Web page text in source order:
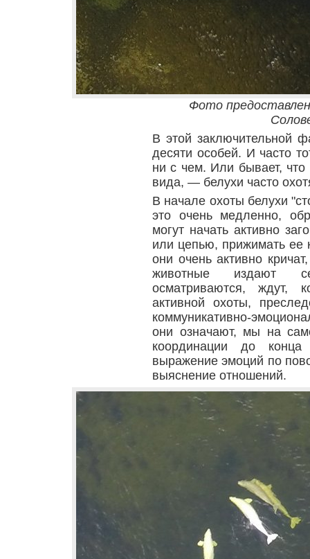
Фото
В этой заключительной
десяти особей. И часто
ни с чем. Или бывает, что
вида, — белухи часто
В начале охоты белухи
это очень медленно,
могут начать активно
или цепью, прижимать ее
они очень активно
животные издают
осматриваются, ждут,
активной охоты,
коммуникативно-
они означают, мы на
координации до
выражение эмоций по
выяснение отношений.